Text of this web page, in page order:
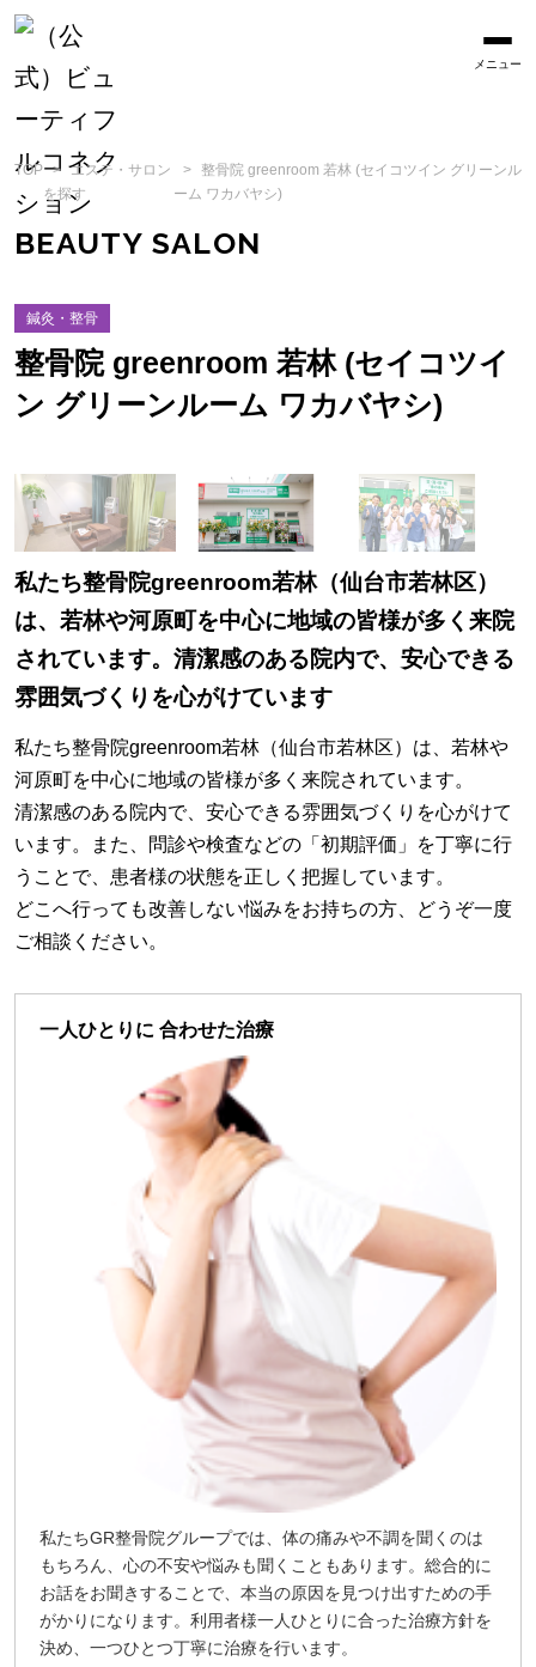
メニュー
TOP
エステ・サロン
を探す
整骨院 greenroom 若林 (セイコツイン グリーンル
ーム ワカバヤシ)
BEAUTY SALON
鍼灸・整骨
整骨院 greenroom 若林 (セイコツイ
ン グリーンルーム ワカバヤシ)
私たち整骨院greenroom若林（仙台市若林区）
は、若林や河原町を中心に地域の皆様が多く来院
されています。清潔感のある院内で、安心できる
雰囲気づくりを心がけています
私たち整骨院greenroom若林（仙台市若林区）は、若林や
河原町を中心に地域の皆様が多く来院されています。
清潔感のある院内で、安心できる雰囲気づくりを心がけて
います。また、問診や検査などの「初期評価」を丁寧に行
うことで、患者様の状態を正しく把握しています。
どこへ行っても改善しない悩みをお持ちの方、どうぞ一度
ご相談ください。
一人ひとりに 合わせた治療
私たちGR整骨院グループでは、体の痛みや不調を聞くのは
もちろん、心の不安や悩みも聞くこともあります。総合的に
お話をお聞きすることで、本当の原因を見つけ出すための手
がかりになります。利用者様一人ひとりに合った治療方針を
決め、一つひとつ丁寧に治療を行います。